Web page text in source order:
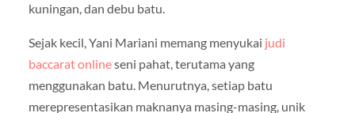
kuningan, dan debu batu.
Sejak kecil, Yani Mariani memang menyukai judi
baccarat onlineseni pahat, terutama yang
menggunakan batu. Menurutnya, setiap batu
merepresentasikan maknanya masing-masing, unik